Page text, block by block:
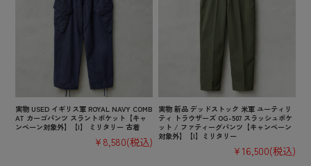
実物 USED イギリス軍 ROYAL NAVY COMB
AT カーゴパンツ スラントポケット【キャ
ンペーン対象外】【I】 ミリタリー 古着
¥8,580(税込)
実物 新品 デッドストック 米軍 ユーティリ
ティ トラウザーズ OG-507 スラッシュポケ
ット / ファティーグパンツ【キャンペーン
対象外】【I】ミリタリー
¥16,500(税込)